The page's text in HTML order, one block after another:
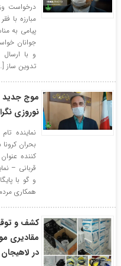
درخواست
مبارزه با
پیامی به
جوانان
و با
تدوین ساز
موج جدید
نوروزی
نماینده
بحران
کننده
قربانی –
و گو با
همکاری
کشف و
مقادیری
در لاهیجان